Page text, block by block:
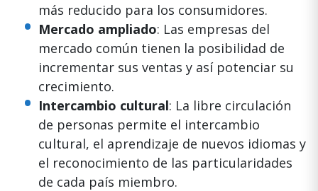
más reducido para los consumidores.
Mercado ampliado: Las empresas del
mercado común tienen la posibilidad de
incrementar sus ventas y así potenciar su
crecimiento.
Intercambio cultural: La libre circulación
de personas permite el intercambio
cultural, el aprendizaje de nuevos idiomas y
el reconocimiento de las particularidades
de cada país miembro.